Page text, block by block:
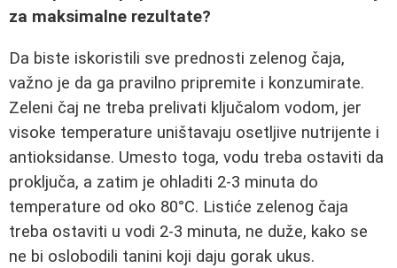
za maksimalne rezultate?
Da biste iskoristili sve prednosti zelenog čaja,
važno je da ga pravilno pripremite i konzumirate.
Zeleni čaj ne treba prelivati ključalom vodom, jer
visoke temperature uništavaju osetljive nutrijente i
antioksidanse. Umesto toga, vodu treba ostaviti da
proključa, a zatim je ohladiti 2-3 minuta do
temperature od oko 80°C. Listiće zelenog čaja
treba ostaviti u vodi 2-3 minuta, ne duže, kako se
ne bi oslobodili tanini koji daju gorak ukus.